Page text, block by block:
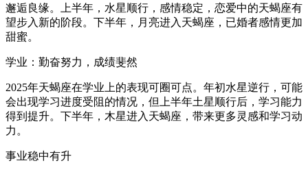
邂逅良缘。上半年，水星顺行，感情稳定，恋爱中的天蝎座有
望步入新的阶段。下半年，月亮进入天蝎座，已婚者感情更加
甜蜜。
学业：勤奋努力，成绩斐然
2025年天蝎座在学业上的表现可圈可点。年初水星逆行，可能
会出现学习进度受阻的情况，但上半年土星顺行后，学习能力
得到提升。下半年，木星进入天蝎座，带来更多灵感和学习动
力。
事业稳中有升